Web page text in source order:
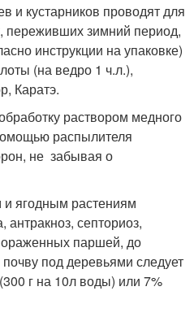
и кустарников проводят для
переживших зимний период,
инструкции на упаковке)
(на ведро 1 ч.л.),
Каратэ.
раствором медного
распылителя
не забывая о
ягодным растениям
септориоз,
паршей, до
под деревьями следует
г на 10л воды) или 7%